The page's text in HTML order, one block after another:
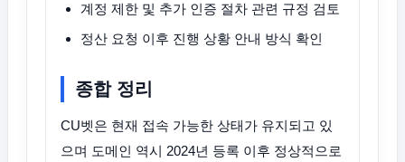
계정 제한 및 추가 인증 절차 관련 규정 검토
정산 요청 이후 진행 상황 안내 방식 확인
종합 정리
CU벳은 현재 접속 가능한 상태가 유지되고 있
으며 도메인 역시 2024년 등록 이후 정상적으로